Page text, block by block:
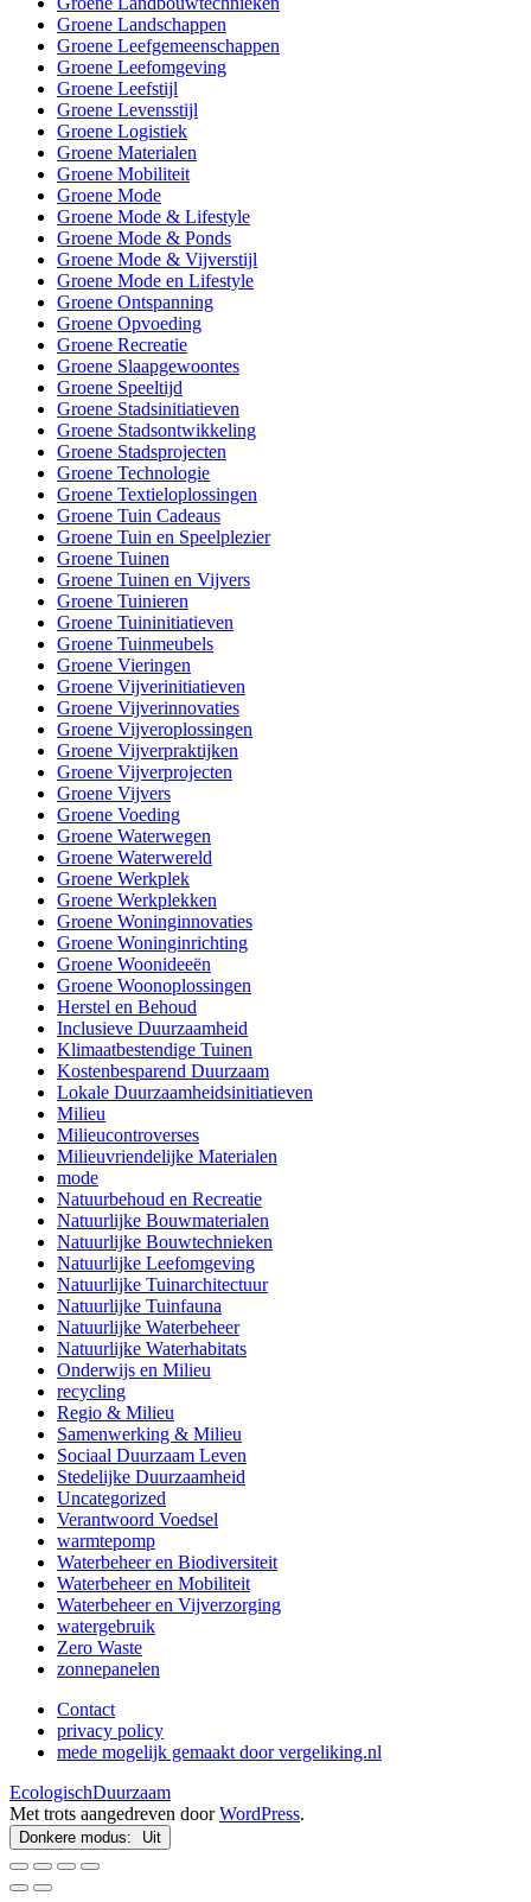
Groene Landschappen
Groene Leefgemeenschappen
Groene Leefomgeving
Groene Leefstijl
Groene Levensstijl
Groene Logistiek
Groene Materialen
Groene Mobiliteit
Groene Mode
Groene Mode & Lifestyle
Groene Mode & Ponds
Groene Mode & Vijverstijl
Groene Mode en Lifestyle
Groene Ontspanning
Groene Opvoeding
Groene Recreatie
Groene Slaapgewoontes
Groene Speeltijd
Groene Stadsinitiatieven
Groene Stadsontwikkeling
Groene Stadsprojecten
Groene Technologie
Groene Textieloplossingen
Groene Tuin Cadeaus
Groene Tuin en Speelplezier
Groene Tuinen
Groene Tuinen en Vijvers
Groene Tuinieren
Groene Tuininitiatieven
Groene Tuinmeubels
Groene Vieringen
Groene Vijverinitiatieven
Groene Vijverinnovaties
Groene Vijveroplossingen
Groene Vijverpraktijken
Groene Vijverprojecten
Groene Vijvers
Groene Voeding
Groene Waterwegen
Groene Waterwereld
Groene Werkplek
Groene Werkplekken
Groene Woninginnovaties
Groene Woninginrichting
Groene Woonideeën
Groene Woonoplossingen
Herstel en Behoud
Inclusieve Duurzaamheid
Klimaatbestendige Tuinen
Kostenbesparend Duurzaam
Lokale Duurzaamheidsinitiatieven
Milieu
Milieucontroverses
Milieuvriendelijke Materialen
mode
Natuurbehoud en Recreatie
Natuurlijke Bouwmaterialen
Natuurlijke Bouwtechnieken
Natuurlijke Leefomgeving
Natuurlijke Tuinarchitectuur
Natuurlijke Tuinfauna
Natuurlijke Waterbeheer
Natuurlijke Waterhabitats
Onderwijs en Milieu
recycling
Regio & Milieu
Samenwerking & Milieu
Sociaal Duurzaam Leven
Stedelijke Duurzaamheid
Uncategorized
Verantwoord Voedsel
warmtepomp
Waterbeheer en Biodiversiteit
Waterbeheer en Mobiliteit
Waterbeheer en Vijverzorging
watergebruik
Zero Waste
zonnepanelen
Contact
privacy policy
mede mogelijk gemaakt door vergeliking.nl
EcologischDuurzaam
Met trots aangedreven doorWordPress.
Donkere modus: